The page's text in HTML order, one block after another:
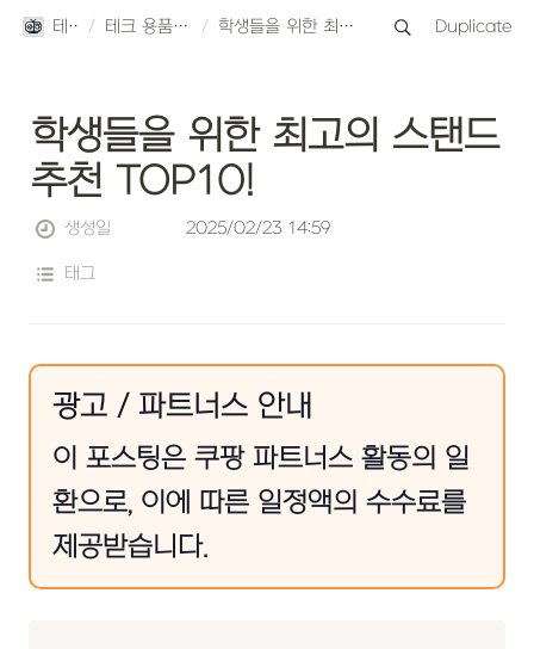
테크스토리 / 테크 용품 TOP10 리뷰 / 학생들을 위한 최고의 스탠드 추천 TOP10! Duplicate
학생들을 위한 최고의 스탠드
추천 TOP10!
생성일 2025/02/23 14:59
태그
광고 / 파트너스 안내
이 포스팅은 쿠팡 파트너스 활동의 일
환으로, 이에 따른 일정액의 수수료를
제공받습니다.